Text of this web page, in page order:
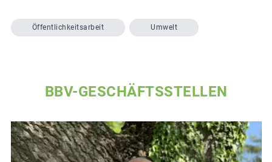
Öffentlichkeitsarbeit Umwelt
BBV-GESCHÄFTSSTELLEN